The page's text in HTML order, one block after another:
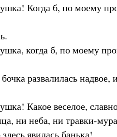
Когда б, по моему
когда б, по моему
развалилась
Какое веселое,
ни неба, ни травки-
явилась банька!